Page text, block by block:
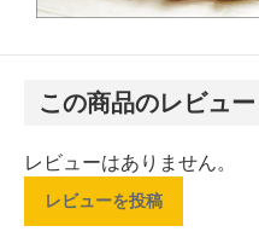
この商品のレビュー
レビューはありません。
レビューを投稿